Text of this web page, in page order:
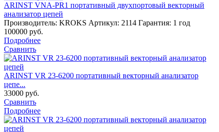
ARINST VNA-PR1 портативный двухпортовый векторный
анализатор цепей
Производитель: KROKS Артикул: 2114 Гарантия: 1 год
100000 руб.
Подробнее
Сравнить
ARINST VR 23-6200 портативный векторный анализатор
цепе...
33000 руб.
Сравнить
Подробнее